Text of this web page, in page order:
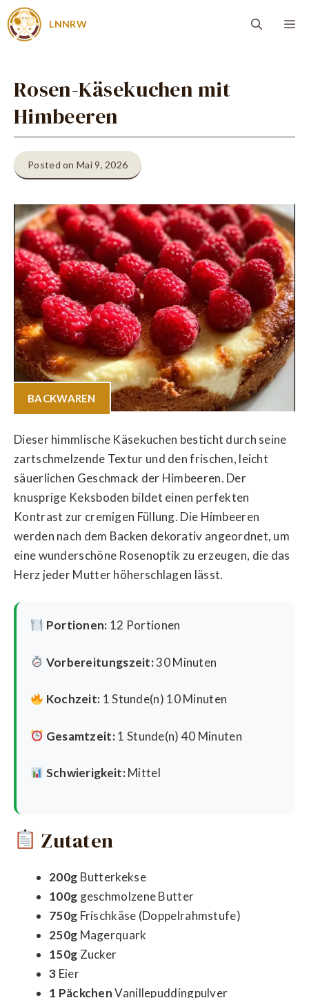
Zum
Inhalt
LNNRW
Rosen-Käsekuchen mit
Himbeeren
Posted on Mai 9, 2026
BACKWAREN
Dieser himmlische Käsekuchen besticht durch seine
zartschmelzende Textur und den frischen, leicht
säuerlichen Geschmack der Himbeeren. Der
knusprige Keksboden bildet einen perfekten
Kontrast zur cremigen Füllung. Die Himbeeren
werden nach dem Backen dekorativ angeordnet, um
eine wunderschöne Rosenoptik zu erzeugen, die das
Herz jeder Mutter höherschlagen lässt.
Portionen: 12 Portionen
Vorbereitungszeit:30 Minuten
Kochzeit: 1 Stunde(n) 10 Minuten
Gesamtzeit:1 Stunde(n) 40 Minuten
Schwierigkeit:Mittel
Zutaten
200g Butterkekse
100g geschmolzene Butter
750g Frischkäse (Doppelrahmstufe)
250g Magerquark
150g Zucker
3 Eier
1 PäckchenVanillepuddingpulver